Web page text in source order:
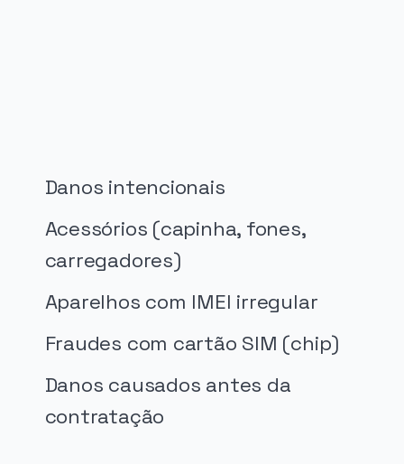
Danos intencionais
Acessórios (capinha, fones,
carregadores)
Aparelhos com IMEI irregular
Fraudes com cartão SIM (chip)
Danos causados antes da
contratação